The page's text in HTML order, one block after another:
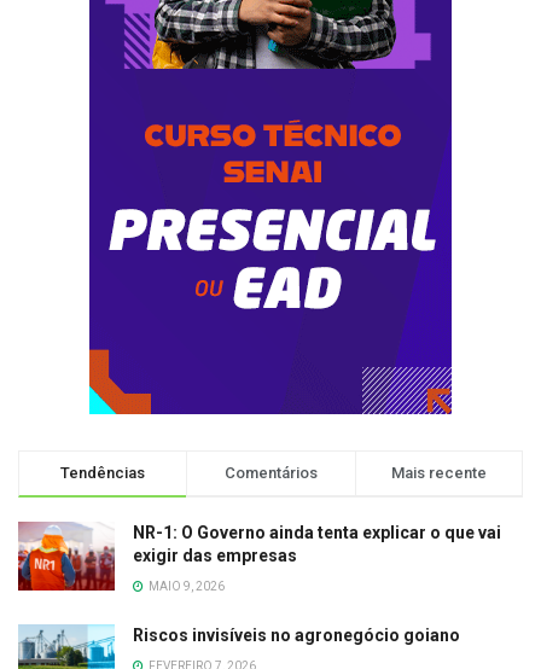
Tendências Comentários Mais recente
NR-1: O Governo ainda tenta explicar o que vai
exigir das empresas
MAIO 9, 2026
Riscos invisíveis no agronegócio goiano
FEVEREIRO 7, 2026